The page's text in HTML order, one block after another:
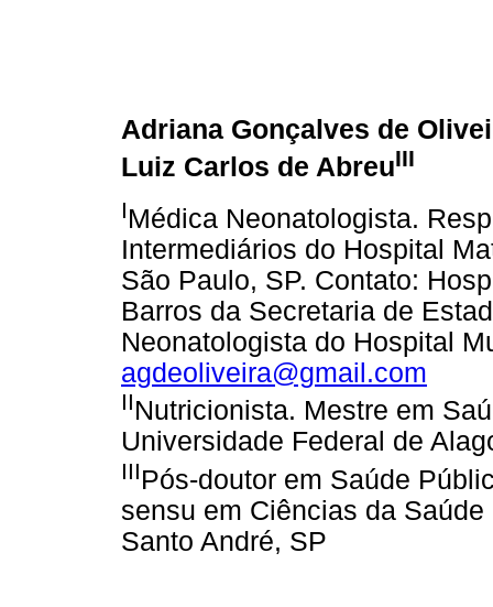
Adriana Gonçalves de
Luiz Carlos de AbreuIII
IMédica Neonatologista.
Intermediários do Hospital
São Paulo, SP. Contato:
Barros da Secretaria de
Neonatologista do Hospital
agdeoliveira@gmail.com
IINutricionista. Mestre em
Universidade Federal de
IIIPós-doutor em Saúde
sensu em Ciências da
Santo André, SP